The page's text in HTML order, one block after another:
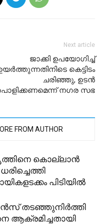
Next article
ജാക്കി ഉപയോഗിച്ച്
കെട്ടിടം
ചരിഞ്ഞു, ഉടൻ
നഗര സഭ
FROM AUTHOR
കൊല്ലാൻ
പിടിയില്‍
തടഞ്ഞുനിർത്തി
ആക്രമിച്ചതായി